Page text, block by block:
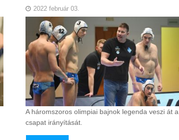
2022 február 03.
A háromszoros olimpiai bajnok legenda veszi át a
csapat irányítását.